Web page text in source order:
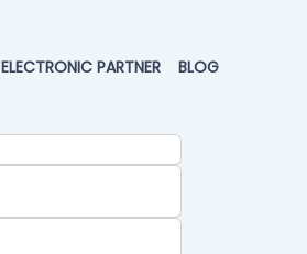
ELECTRONIC PARTNER BLOG